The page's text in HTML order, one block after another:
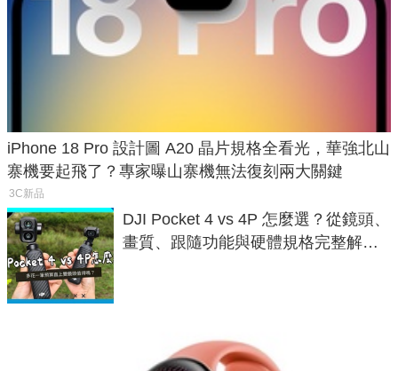
iPhone 18 Pro 設計圖 A20 晶片規格全看光，華強北山
寨機要起飛了？專家曝山寨機無法復刻兩大關鍵
3C新品
DJI Pocket 4 vs 4P 怎麼選？從鏡頭、
畫質、跟隨功能與硬體規格完整解